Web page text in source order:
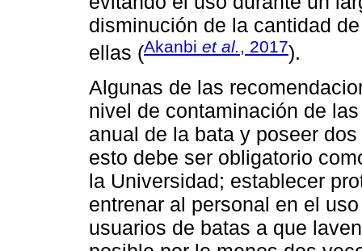
disminución de la cantidad
ellas (Akanbi et al., 2017).
Algunas de las
nivel de contaminación de
anual de la bata y poseer
esto debe ser obligatorio
la Universidad; establecer
entrenar al personal en el
usuarios de batas a que